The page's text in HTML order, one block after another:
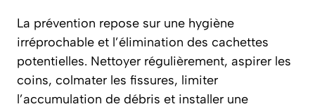
La prévention repose sur une hygiène
irréprochable et l’élimination des cachettes
potentielles. Nettoyer régulièrement, aspirer les
coins, colmater les fissures, limiter
l’accumulation de débris et installer une